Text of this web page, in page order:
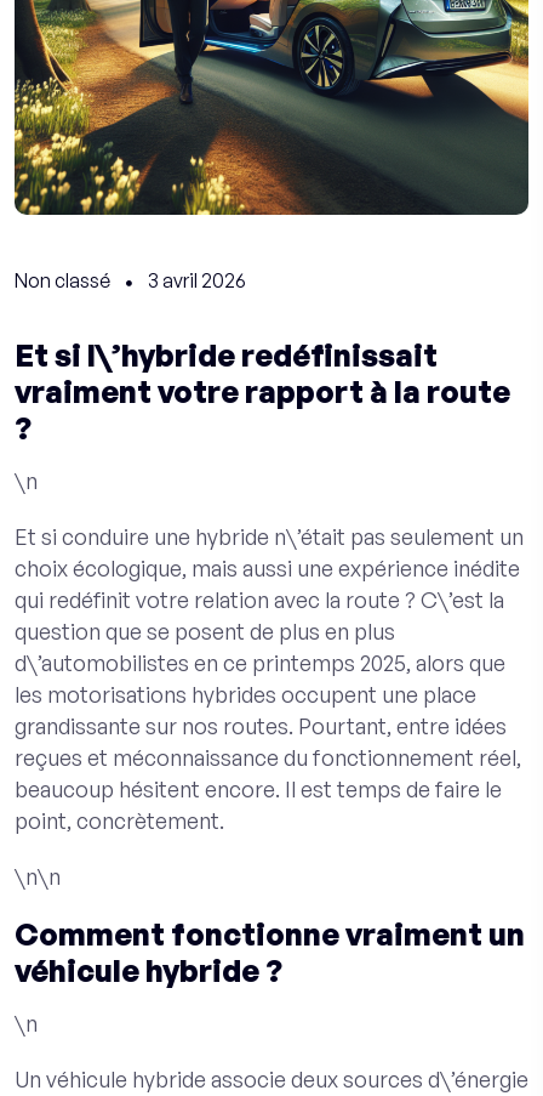
Non classé 3 avril 2026
Et si l\’hybride redéfinissait
vraiment votre rapport à la route
?
\n
Et si conduire une hybride n\’était pas seulement un
choix écologique, mais aussi une expérience inédite
qui redéfinit votre relation avec la route ? C\’est la
question que se posent de plus en plus
d\’automobilistes en ce printemps 2025, alors que
les motorisations hybrides occupent une place
grandissante sur nos routes. Pourtant, entre idées
reçues et méconnaissance du fonctionnement réel,
beaucoup hésitent encore. Il est temps de faire le
point, concrètement.
\n\n
Comment fonctionne vraiment un
véhicule hybride ?
\n
Un véhicule hybride associe deux sources d\’énergie